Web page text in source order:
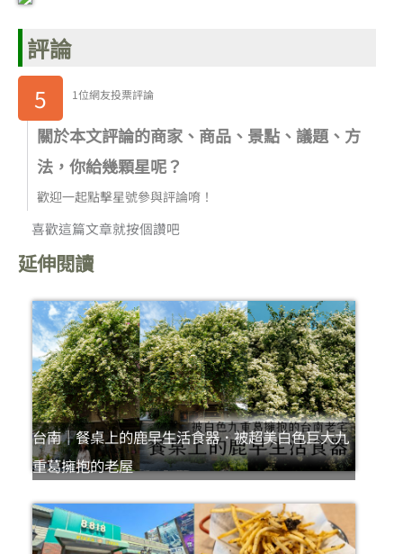
評論
5
1位網友投票評論
關於本文評論的商家、商品、景點、議題、方
法，你給幾顆星呢？
歡迎一起點擊星號參與評論唷！
喜歡這篇文章就按個讚吧
延伸閱讀
台南｜餐桌上的鹿早生活食器．被超美白色巨大九
重葛擁抱的老屋